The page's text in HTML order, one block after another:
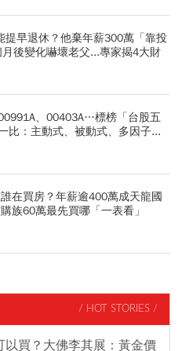
提早退休？他棄年薪300萬「靠投
後變化嚇壞老父...專家揭4大財
、00403A…標榜「台股五
比：主動式、被動式、多因子...
在買房？年薪逾400萬成天龍國
族60萬最先買哪「一表看」
/ HOT STORIES /
買？大佛李其展：黃金價